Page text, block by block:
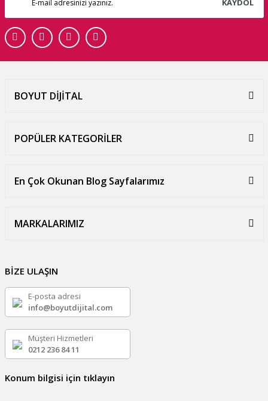
KAYDOL
BOYUT DİJİTAL
POPÜLER KATEGORİLER
En Çok Okunan Blog Sayfalarımız
MARKALARIMIZ
BİZE ULAŞIN
E-posta adresi
info@boyutdijital.com
Müşteri Hizmetleri
0212 236 84 11
Konum bilgisi için tıklayın